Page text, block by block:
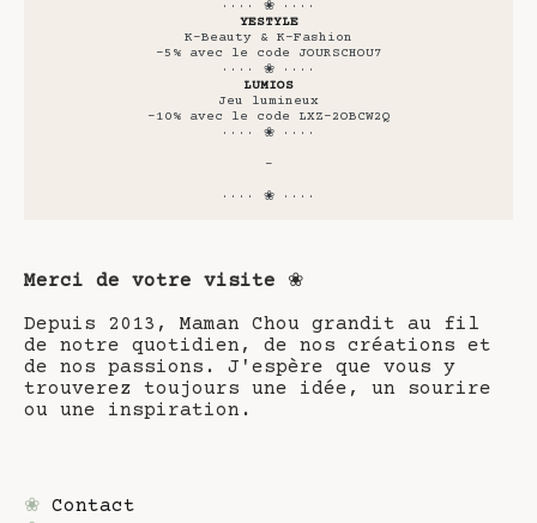
···· ❀ ····
YESTYLE
K-Beauty & K-Fashion
-5% avec le code JOURSCHOU7
···· ❀ ····
LUMIOS
Jeu lumineux
-10% avec le code LXZ-2OBCW2Q
···· ❀ ····
-
···· ❀ ····
Merci de votre visite ❀
Depuis 2013, Maman Chou grandit au fil
de notre quotidien, de nos créations et
de nos passions. J'espère que vous y
trouverez toujours une idée, un sourire
ou une inspiration.
❀ Contact